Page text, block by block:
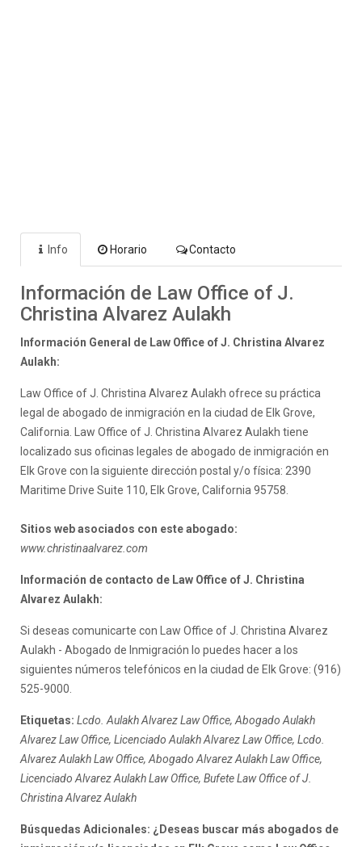
Info Horario Contacto
Información de Law Office of J.
Christina Alvarez Aulakh
Información General de Law Office of J. Christina Alvarez
Aulakh:
Law Office of J. Christina Alvarez Aulakh ofrece su práctica
legal de abogado de inmigración en la ciudad de Elk Grove,
California. Law Office of J. Christina Alvarez Aulakh tiene
localizado sus oficinas legales de abogado de inmigración en
Elk Grove con la siguiente dirección postal y/o física: 2390
Maritime Drive Suite 110, Elk Grove, California 95758.
Sitios web asociados con este abogado:
www.christinaalvarez.com
Información de contacto de Law Office of J. Christina
Alvarez Aulakh:
Si deseas comunicarte con Law Office of J. Christina Alvarez
Aulakh - Abogado de Inmigración lo puedes hacer a los
siguientes números telefónicos en la ciudad de Elk Grove: (916)
525-9000.
Etiquetas: Lcdo. Aulakh Alvarez Law Office, Abogado Aulakh
Alvarez Law Office, Licenciado Aulakh Alvarez Law Office, Lcdo.
Alvarez Aulakh Law Office, Abogado Alvarez Aulakh Law Office,
Licenciado Alvarez Aulakh Law Office, Bufete Law Office of J.
Christina Alvarez Aulakh
Búsquedas Adicionales: ¿Deseas buscar más abogados de